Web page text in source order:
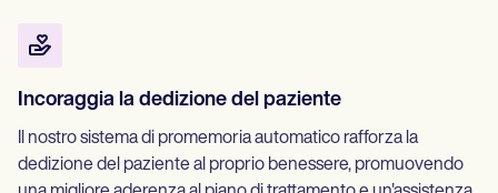
Incoraggia la dedizione del paziente
Il nostro sistema di promemoria automatico rafforza la
dedizione del paziente al proprio benessere, promuovendo